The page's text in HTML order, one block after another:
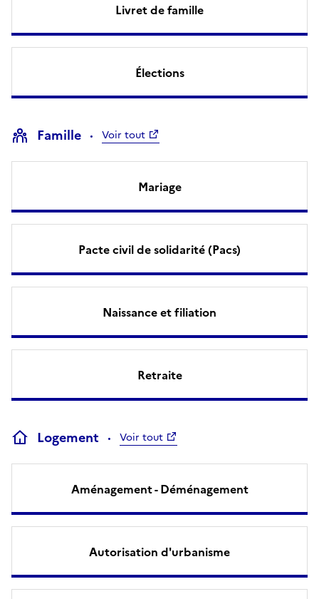
Livret de famille
Élections
Famille Voir tout
Mariage
Pacte civil de solidarité (Pacs)
Naissance et filiation
Retraite
Logement Voir tout
Aménagement - Déménagement
Autorisation d'urbanisme